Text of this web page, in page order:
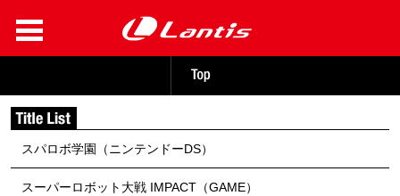
スパロボ学園（ニンテンドーDS）
スーパーロボット大戦 IMPACT（GAME）